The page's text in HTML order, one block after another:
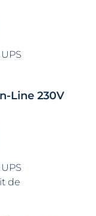
Line 230V